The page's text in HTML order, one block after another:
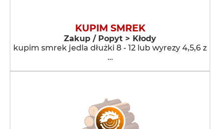
KUPIM SMREK
Zakup / Popyt > Kłody
kupim smrek jedla dłużki 8 - 12 lub wyrezy 4,5,6 z
…